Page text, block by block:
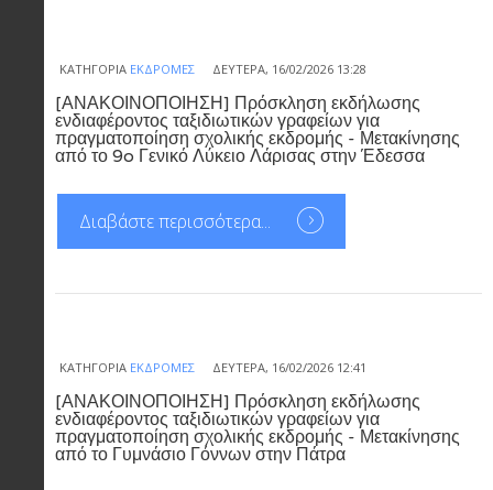
ΚΑΤΗΓΟΡΊΑ ΕΚΔΡΟΜΈΣ ΔΕΥΤΈΡΑ, 16/02/2026 13:28
[ΑΝΑΚΟΙΝΟΠΟΙΗΣΗ] Πρόσκληση εκδήλωσης
ενδιαφέροντος ταξιδιωτικών γραφείων για
πραγματοποίηση σχολικής εκδρομής - Μετακίνησης
από το 9o Γενικό Λύκειο Λάρισας στην Έδεσσα
Διαβάστε περισσότερα...
ΚΑΤΗΓΟΡΊΑ ΕΚΔΡΟΜΈΣ ΔΕΥΤΈΡΑ, 16/02/2026 12:41
[ΑΝΑΚΟΙΝΟΠΟΙΗΣΗ] Πρόσκληση εκδήλωσης
ενδιαφέροντος ταξιδιωτικών γραφείων για
πραγματοποίηση σχολικής εκδρομής - Μετακίνησης
από το Γυμνάσιο Γόννων στην Πάτρα